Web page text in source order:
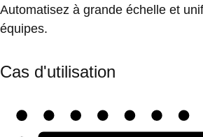
Automatisez à grande échelle et
équipes.
Cas d'utilisation